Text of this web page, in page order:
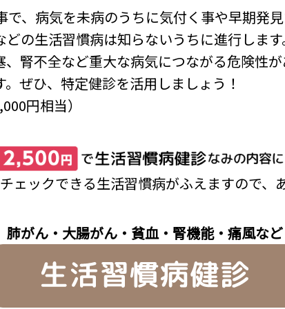
、病気を未病のうちに気付く事や早期発見
の生活習慣病は知らないうちに進行します
腎不全など重大な病気につながる危険性が
ぜひ、特定健診を活用しましょう！
円相当）
ェックできる生活習慣病がふえますので、
肺がん・大腸がん・貧血・腎機能・痛風など